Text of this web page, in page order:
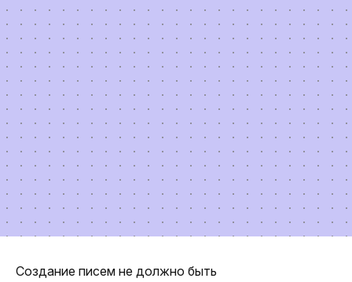
Создание писем не должно быть